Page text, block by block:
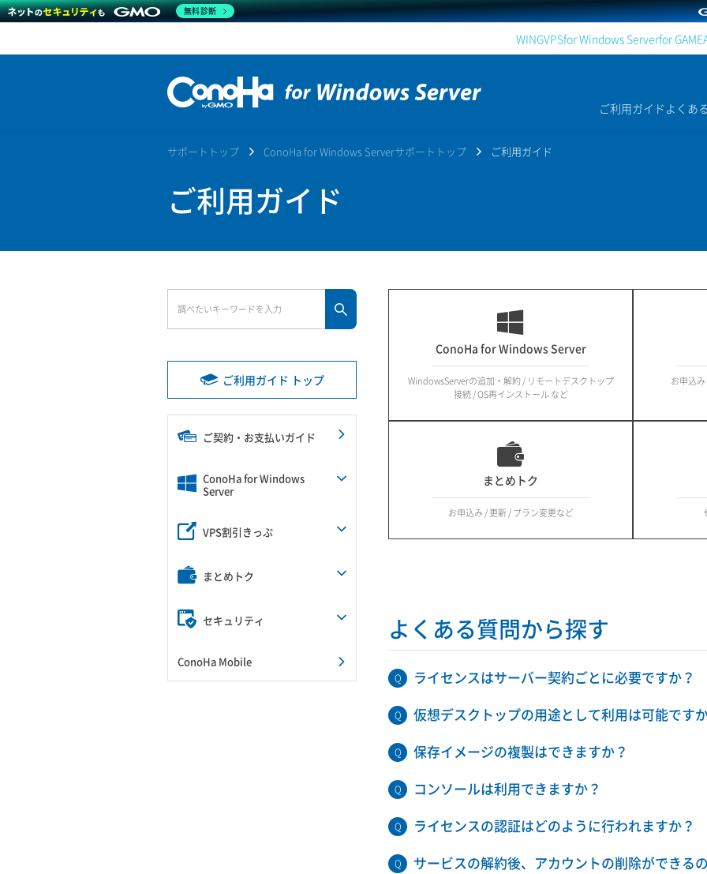
WINGVPSfor Windows Serverfor GAME
ご利用ガイド よくあ
サポートトップ ConoHa for Windows Serverサポートトップ ご利用ガイド
ご利用ガイド
ご利用ガイド トップ
ご契約・お支払いガイド
ConoHa for Windows
Server
VPS割引きっぷ
まとめトク
セキュリティ
ConoHa Mobile
ConoHa for Windows Server
WindowsServerの追加・解約 / リモートデスクトップ
接続 / OS再インストール など
お申込
まとめトク
お申込み / 更新 / プラン変更など
よくある質問から探す
ライセンスはサーバー契約ごとに必要ですか？
仮想デスクトップの用途として利用は可能です
保存イメージの複製はできますか？
コンソールは利用できますか？
ライセンスの認証はどのように行われますか？
サービスの解約後、アカウントの削除ができる
無料診断